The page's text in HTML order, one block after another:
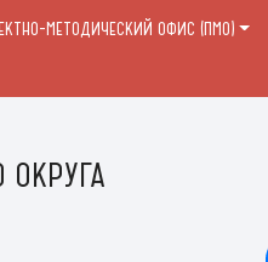
МЕТОДИЧЕСКИЙ ОФИС (ПМО)